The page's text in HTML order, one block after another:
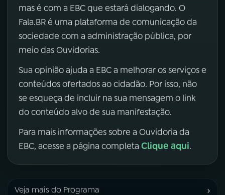
mas é com a EBC que estará dialogando. O
Fala.BR é uma plataforma de comunicação da
sociedade com a administração pública, por
meio das Ouvidorias.
Sua opinião ajuda a EBC a melhorar os serviços e
conteúdos ofertados ao cidadão. Por isso, não
se esqueça de incluir na sua mensagem o link
do conteúdo alvo de sua manifestação.
Para mais informações sobre a Ouvidoria da
EBC, acesse a página completa Clique aqui.
Veja mais do Programa ›